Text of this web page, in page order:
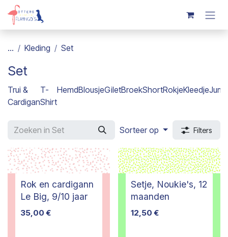
Overslaan naar inhoud
... Kleding Set
Set
Trui &
Cardigan
T-
Shirt
HemdBlousjeGiletBroekShortRokjeKleedje
Sorteer op Filters
Rok en cardigann
Le Big, 9/10 jaar
35,00 €
Setje, Noukie's, 12
maanden
12,50 €